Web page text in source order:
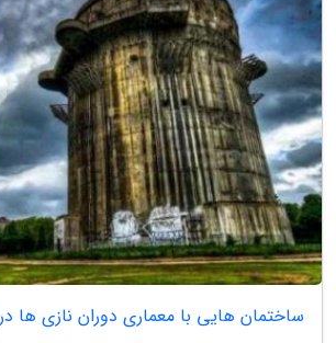
ساختمان هایی با معماری دوران نازی ها